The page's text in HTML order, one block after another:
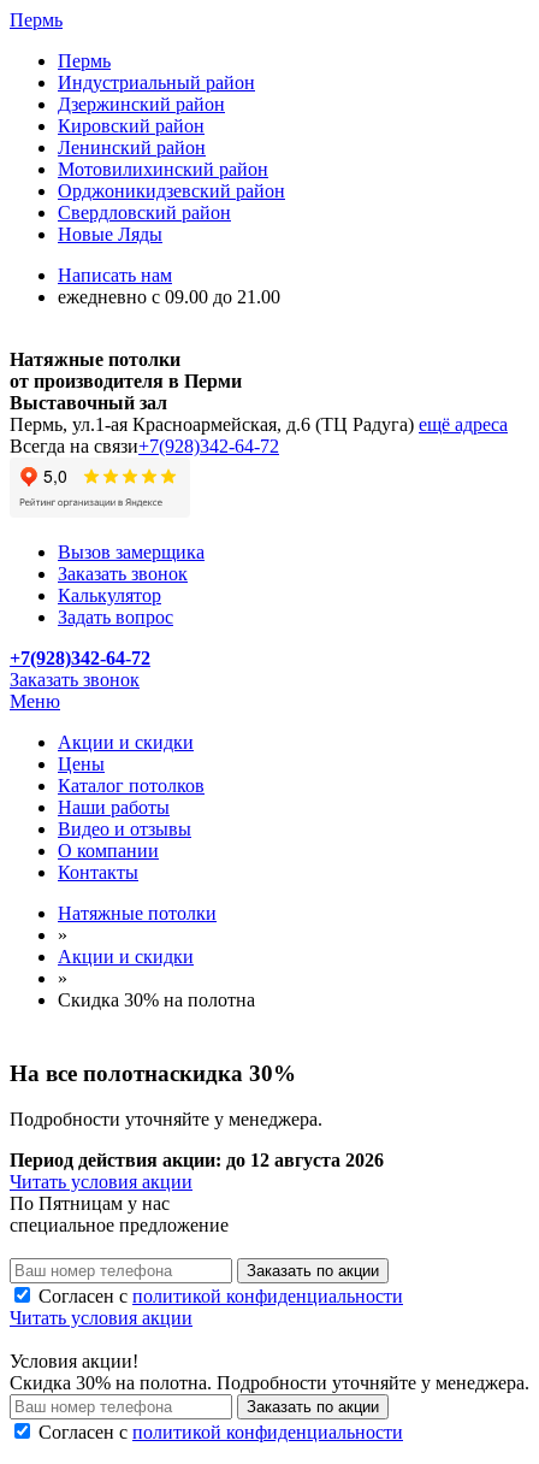
Пермь
Пермь
Индустриальный район
Дзержинский район
Кировский район
Ленинский район
Мотовилихинский район
Орджоникидзевский район
Свердловский район
Новые Ляды
Написать нам
ежедневно с 09.00 до 21.00
Натяжные потолки
от производителя в Перми
Выставочный зал
Пермь, ул.1-ая Красноармейская, д.6 (ТЦ Радуга) ещё адреса
Всегда на связи+7(928)342-64-72
Вызов замерщика
Заказать звонок
Калькулятор
Задать вопрос
+7(928)342-64-72
Заказать звонок
Меню
Акции и скидки
Цены
Каталог потолков
Наши работы
Видео и отзывы
О компании
Контакты
Натяжные потолки
»
Акции и скидки
»
Скидка 30% на полотна
На все полотнаскидка 30%
Подробности уточняйте у менеджера.
Период действия акции: до 12 августа 2026
Читать условия акции
По Пятницам у нас
специальное предложение
Заказать по акции
Согласен с политикой конфиденциальности
Читать условия акции
Условия акции!
Скидка 30% на полотна. Подробности уточняйте у менеджера.
Заказать по акции
Согласен с политикой конфиденциальности